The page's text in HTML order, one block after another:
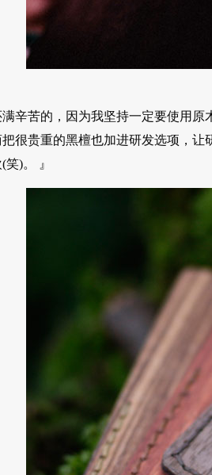
满辛苦的，因为我坚持一定要使用
很贵重的黑檀也加进研发选项，
)。 』